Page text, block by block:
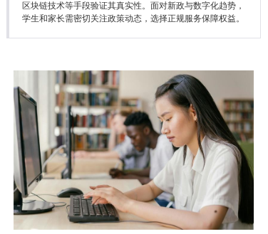
区块链技术等手段验证其真实性。面对新政与数字化趋势，
学生和家长需密切关注政策动态，选择正规服务保障权益。
留言板
联系我